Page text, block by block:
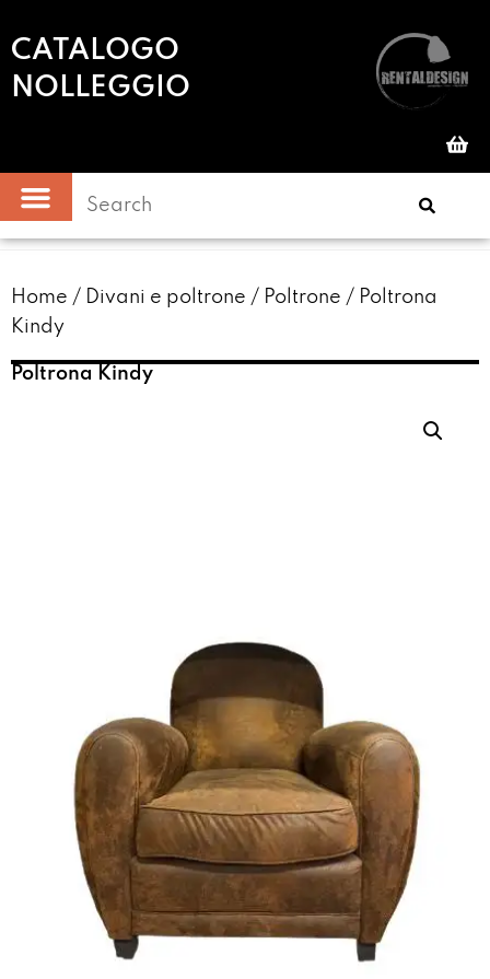
CATALOGO
NOLLEGGIO
Home / Divani e poltrone / Poltrone / Poltrona
Kindy
Poltrona Kindy